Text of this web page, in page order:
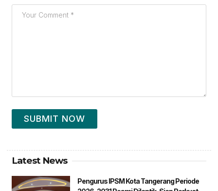
SUBMIT NOW
Latest News
Pengurus IPSM Kota Tangerang Periode